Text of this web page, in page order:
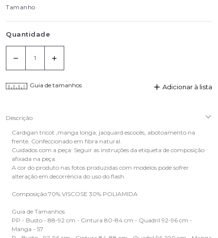
Tamanho
Quantidade
Guia de tamanhos Adicionar à lista
Descrição
Cardigan tricot ,manga longa, jacquard escocês, abotoamento na
frente. Confeccionado em fibra natural.
Cuidados com a peça: Seguir as instruções da etiqueta de composição
afixada na peça.
A cor do produto nas fotos produzidas com modelos pode sofrer
alteração em decorrência do uso do flash.
Composição:70% VISCOSE 30% POLIAMIDA
Guia de Tamanhos
PP - Busto - 88-92 cm - Cintura 80-84 cm - Quadril 92-96 cm -
Manga - 57